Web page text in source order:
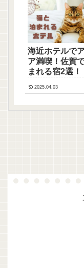
海近ホテルで
ア満喫！佐賀
まれる宿2選！
2025.04.03